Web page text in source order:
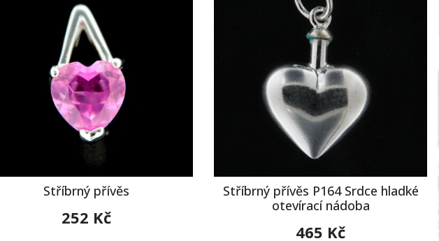
Stříbrný přívěs
252 Kč
Stříbrný přívěs P164 Srdce hladké
otevírací nádoba
465 Kč